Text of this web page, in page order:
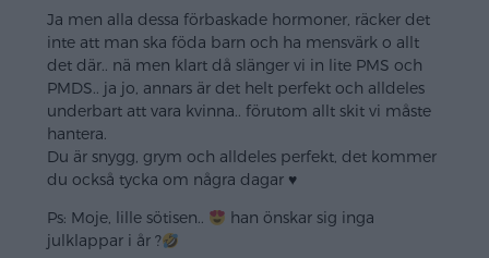
Ja men alla dessa förbaskade hormoner, räcker det
inte att man ska föda barn och ha mensvärk o allt
det där.. nä men klart då slänger vi in lite PMS och
PMDS.. ja jo, annars är det helt perfekt och alldeles
underbart att vara kvinna.. förutom allt skit vi måste
hantera.
Du är snygg, grym och alldeles perfekt, det kommer
du också tycka om några dagar ♥️
Ps: Moje, lille sötisen..
han önskar sig inga
julklappar i år ?